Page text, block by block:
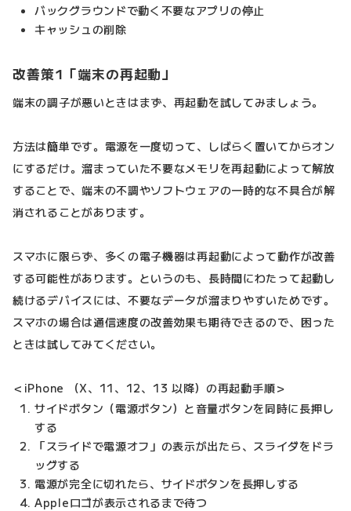
バックグラウンドで動く不要なアプリの停止
キャッシュの削除
改善策1「端末の再起動」
端末の調子が悪いときはまず、再起動を試してみましょう。
方法は簡単です。電源を一度切って、しばらく置いてからオン
にするだけ。溜まっていた不要なメモリを再起動によって解放
することで、端末の不調やソフトウェアの一時的な不具合が解
消されることがあります。
スマホに限らず、多くの電子機器は再起動によって動作が改善
する可能性があります。というのも、長時間にわたって起動し
続けるデバイスには、不要なデータが溜まりやすいためです。
スマホの場合は通信速度の改善効果も期待できるので、困った
ときは試してみてください。
＜iPhone （X、11、12、13 以降）の再起動手順＞
サイドボタン（電源ボタン）と音量ボタンを同時に長押し
する
「スライドで電源オフ」の表示が出たら、スライダをドラ
ッグする
電源が完全に切れたら、サイドボタンを長押しする
Appleロゴが表示されるまで待つ